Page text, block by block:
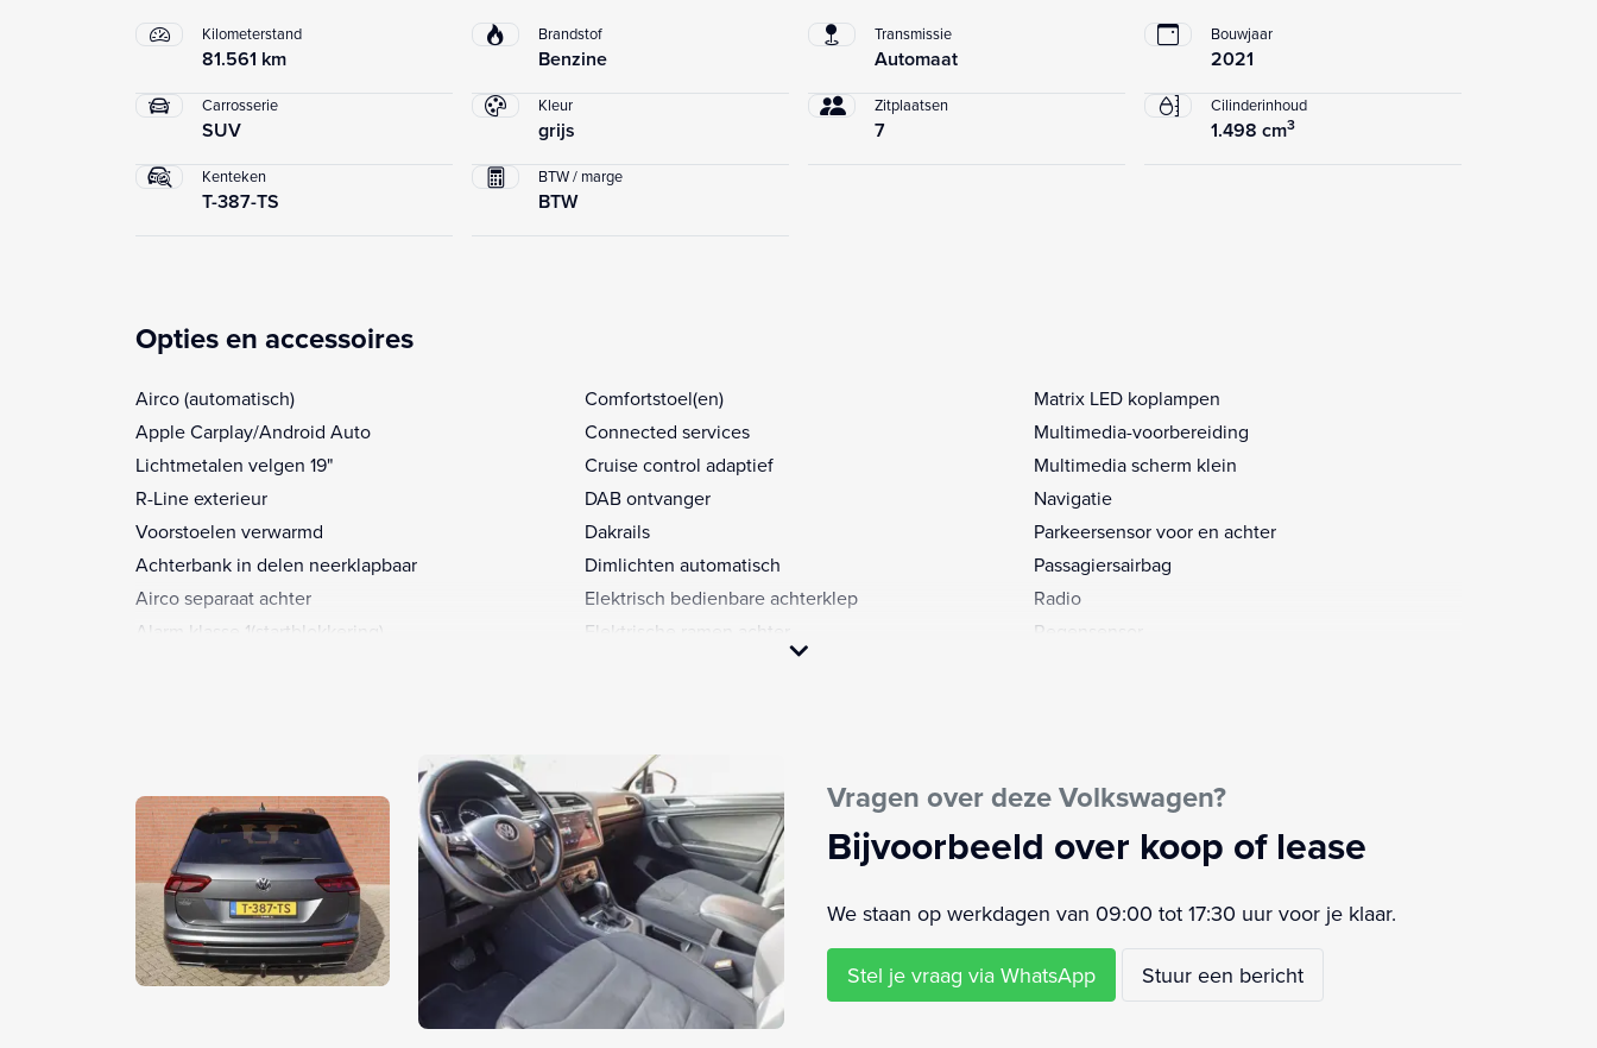
Kilometerstand
81.561 km
Brandstof
Benzine
Transmissie
Automaat
Bouwjaar
2021
Carrosserie
SUV
Kleur
grijs
Zitplaatsen
7
Cilinderinhoud
1.498 cm3
Kenteken
T-387-TS
BTW / marge
BTW
Opties en accessoires
Airco (automatisch)
Apple Carplay/Android Auto
Lichtmetalen velgen 19"
R-Line exterieur
Voorstoelen verwarmd
Achterbank in delen neerklapbaar
Airco separaat achter
Alarm klasse 1(startblokkering)
Autonomous Emergency Braking
Bandenspanningscontrolesysteem
Bestuurdersairbag
Binnenspiegel automatisch dimmend
Bluetooth telefoonvoorbereiding
Boordcomputer
Comfortstoel(en)
Connected services
Cruise control adaptief
DAB ontvanger
Dakrails
Dimlichten automatisch
Elektrisch bedienbare achterklep
Elektrische ramen achter
Geluidsisolerend glas
Hemelbekleding donker
Hill hold functie
Hoofd airbag(s) voor
Knie airbag(s)
Koplampen adaptief
LED-lichtpakket
LED achterlichten
LED dagrijverlichting
Matrix LED koplampen
Multimedia-voorbereiding
Multimedia scherm klein
Navigatie
Parkeersensor voor en achter
Passagiersairbag
Radio
Regensensor
Start/stop systeem
Stuurbekrachtiging snelheidsafhankelijk
Stuur verstelbaar
Stuurwiel verwarmd
Vermoeidheids herkenning
Volledig digitaal instrumentenpaneel
Vragen over deze Volkswagen?
Bijvoorbeeld over koop of lease
We staan op werkdagen van 09:00 tot 17:30 uur voor je klaar.
Stel je vraag via WhatsApp Stuur een bericht